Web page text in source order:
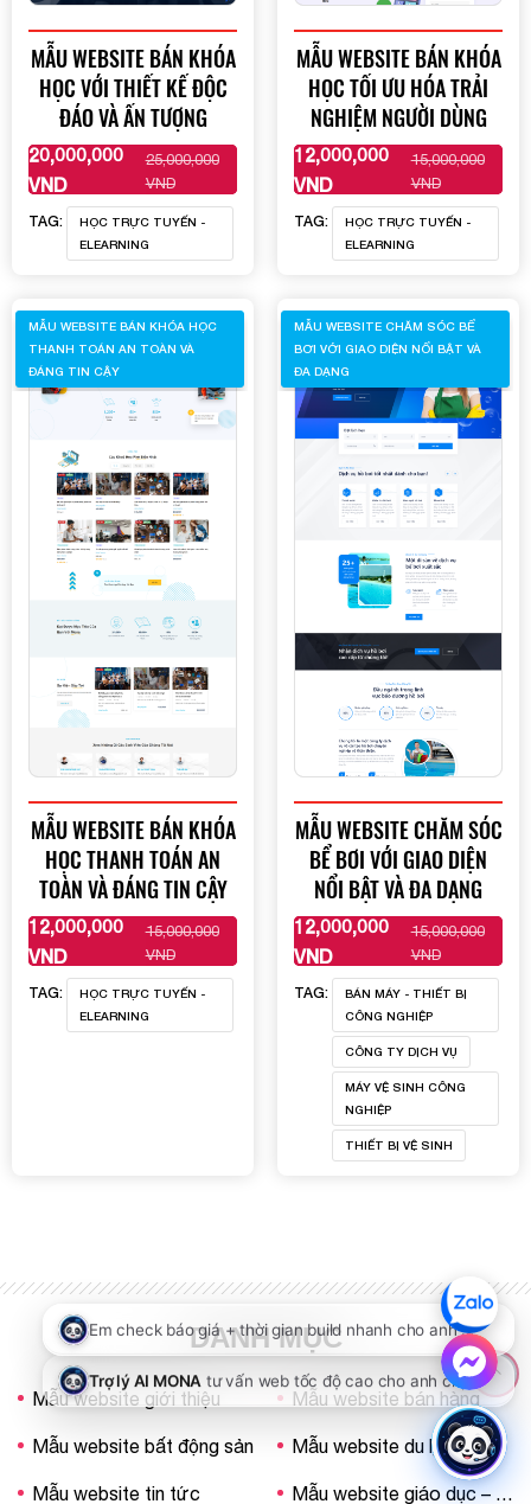
15,850,000 VND
Đặt mẫu
MẪU WEBSITE BÁN KHÓA
HỌC VỚI THIẾT KẾ ĐỘC
ĐÁO VÀ ẤN TƯỢNG
20,000,000
VND
25,000,000
VND
XEM THÊM
TAG:
HỌC TRỰC TUYẾN -
ELEARNING
MẪU WEBSITE BÁN KHÓA
HỌC TỐI ƯU HÓA TRẢI
NGHIỆM NGƯỜI DÙNG
12,000,000
VND
15,000,000
VND
XEM THÊM
TAG:
HỌC TRỰC TUYẾN -
ELEARNING
MẪU WEBSITE BÁN KHÓA
HỌC THANH TOÁN AN
TOÀN VÀ ĐÁNG TIN CẬY
12,000,000
VND
15,000,000
VND
XEM THÊM
TAG:
HỌC TRỰC TUYẾN -
ELEARNING
MẪU WEBSITE BÁN KHÓA HỌC
THANH TOÁN AN TOÀN VÀ
ĐÁNG TIN CẬY
MẪU WEBSITE CHĂM SÓC
BỂ BƠI VỚI GIAO DIỆN
NỔI BẬT VÀ ĐA DẠNG
12,000,000
VND
15,000,000
VND
XEM THÊM
TAG:
BÁN MÁY - THIẾT BỊ
CÔNG NGHIỆP
CÔNG TY DỊCH VỤ
MÁY VỆ SINH CÔNG
NGHIỆP
THIẾT BỊ VỆ SINH
MẪU WEBSITE CHĂM SÓC BỂ
BƠI VỚI GIAO DIỆN NỔI BẬT VÀ
ĐA DẠNG
DANH MỤC
Mẫu website giới thiệu Mẫu website bán hàng
Mẫu website bất động sản Mẫu website du lịch
Mẫu website tin tức Mẫu website giáo dục – trường học